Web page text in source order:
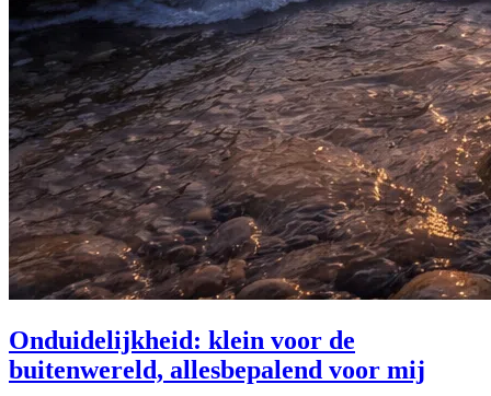
Onduidelijkheid: klein voor de
buitenwereld, allesbepalend voor mij